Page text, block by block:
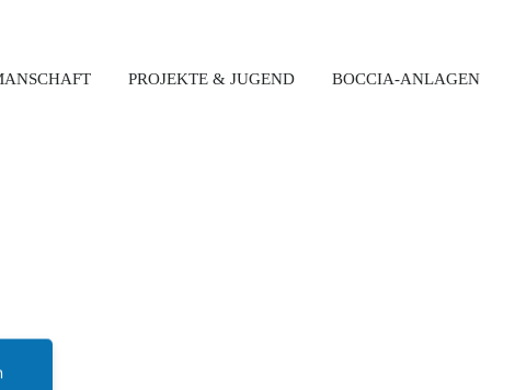
PROJEKTE & JUGEND BOCCIA-ANLAGEN